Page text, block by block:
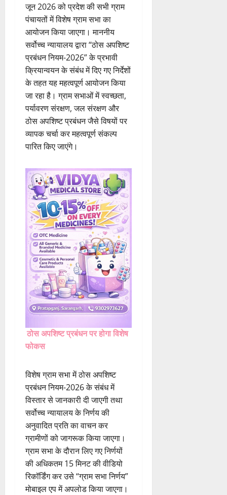
जून 2026 को प्रदेश की सभी ग्राम
पंचायतों में विशेष ग्राम सभा का
आयोजन किया जाएगा। माननीय
सर्वोच्च न्यायालय द्वारा “ठोस अपशिष्ट
प्रबंधन नियम-2026” के प्रभावी
क्रियान्वयन के संबंध में दिए गए निर्देशों
के तहत यह महत्वपूर्ण आयोजन किया
जा रहा है। ग्राम सभाओं में स्वच्छता,
पर्यावरण संरक्षण, जल संरक्षण और
ठोस अपशिष्ट प्रबंधन जैसे विषयों पर
व्यापक चर्चा कर महत्वपूर्ण संकल्प
पारित किए जाएंगे।
ठोस अपशिष्ट प्रबंधन पर होगा विशेष
फोकस
विशेष ग्राम सभा में ठोस अपशिष्ट
प्रबंधन नियम-2026 के संबंध में
विस्तार से जानकारी दी जाएगी तथा
सर्वोच्च न्यायालय के निर्णय की
अनुवादित प्रति का वाचन कर
ग्रामीणों को जागरूक किया जाएगा।
ग्राम सभा के दौरान लिए गए निर्णयों
की अधिकतम 15 मिनट की वीडियो
रिकॉर्डिंग कर उसे “ग्राम सभा निर्णय”
मोबाइल एप में अपलोड किया जाएगा।